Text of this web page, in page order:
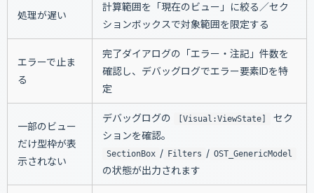
処理が遅い
計算範囲を「現在のビュー」に絞る／セク
ションボックスで対象範囲を限定する
エラーで止ま
る
完了ダイアログの「エラー・注記」件数を
確認し、デバッグログでエラー要素IDを特
定
一部のビュー
だけ型枠が表
示されない
デバッグログの [Visual:ViewState]
セク
ションを確認。
SectionBox / Filters / OST_GenericModel
の状態が出力されます